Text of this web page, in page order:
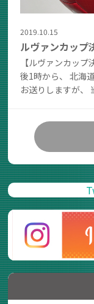
2019.10.15
ルヴァンカップ
【ルヴァンカッ
後1時から、 北海
お送りしますが、